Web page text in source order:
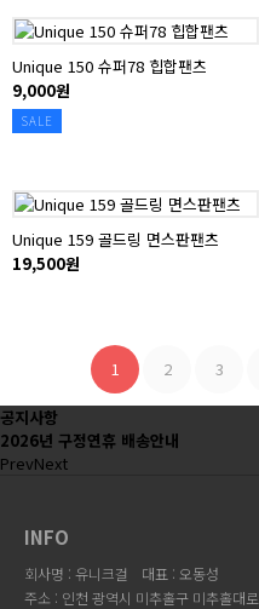
Unique 150 슈퍼78 힙합팬츠
9,000원
SALE
Unique 159 골드링 면스판팬츠
19,500원
1 2 3
공지사항
2026년 구정연휴 배송안내
PrevNext
INFO
회사명 : 유니크걸
대표 : 오동성
주소 : 인천 광역시 미추홀구 미추홀대